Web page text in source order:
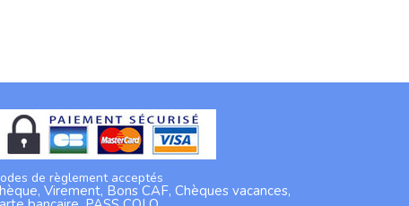
de règlement acceptés
Virement, Bons CAF, Chèques vacances,